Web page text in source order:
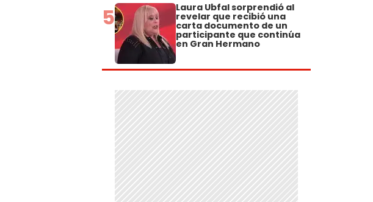
5 Laura Ubfal sorprendió al
revelar que recibió una
carta documento de un
participante que continúa
en Gran Hermano